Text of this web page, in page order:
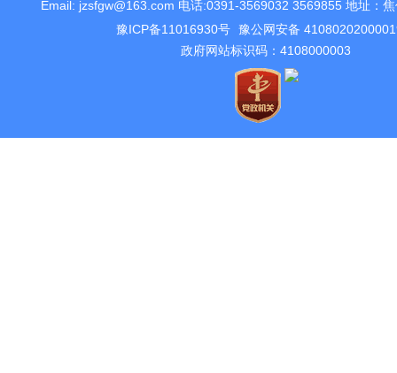
Email: jzsfgw@163.com 电话:0391-3569032 3569855 地址：
豫ICP备11016930号 豫公网安备
政府网站标识码：4108000003